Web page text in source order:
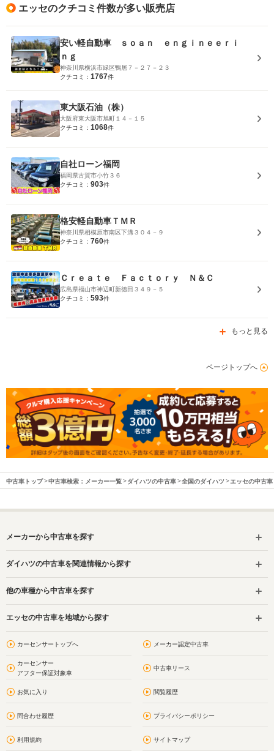
エッセのクチコミ件数が多い販売店
安い軽自動車 ｓｏａｎ ｅｎｇｉｎｅｅｒｉ
ｎｇ
神奈川県横浜市緑区鴨居７－２７－２３
クチコミ： 1767件
東大阪石油（株）
大阪府東大阪市旭町１４－１５
クチコミ： 1068件
自社ローン福岡
福岡県古賀市小竹３６
クチコミ： 903件
格安軽自動車ＴＭＲ
神奈川県相模原市南区下溝３０４－９
クチコミ： 760件
Ｃｒｅａｔｅ Ｆａｃｔｏｒｙ Ｎ＆Ｃ
広島県福山市神辺町新徳田３４９－５
クチコミ： 593件
もっと見る
ページトップへ
中古車トップ 中古車検索：メーカー一覧 ダイハツの中古車 全国のダイハツ エッセの中古車
メーカーから中古車を探す
ダイハツの中古車を関連情報から探す
他の車種から中古車を探す
エッセの中古車を地域から探す
カーセンサートップへ メーカー認定中古車
カーセンサー
アフター保証対象車
中古車リース
お気に入り 閲覧履歴
問合わせ履歴 プライバシーポリシー
利用規約 サイトマップ